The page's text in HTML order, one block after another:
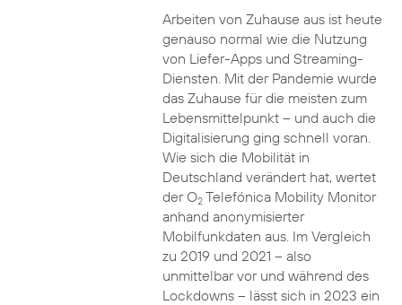
Arbeiten von Zuhause aus ist heute
genauso normal wie die Nutzung
von Liefer-Apps und Streaming-
Diensten. Mit der Pandemie wurde
das Zuhause für die meisten zum
Lebensmittelpunkt – und auch die
Digitalisierung ging schnell voran.
Wie sich die Mobilität in
Deutschland verändert hat, wertet
der O2Telefónica Mobility Monitor
anhand anonymisierter
Mobilfunkdaten aus. Im Vergleich
zu 2019 und 2021 – also
unmittelbar vor und während des
Lockdowns – lässt sich in 2023 ein